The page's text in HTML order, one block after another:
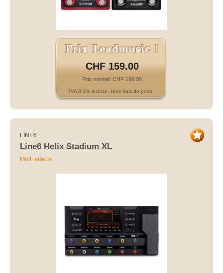
CHF 159.00
Prix normal: CHF 199.00
TVA 8.1% incluse. Hors frais de ports.
LINE6
Line6 Helix Stadium XL
Multi effects